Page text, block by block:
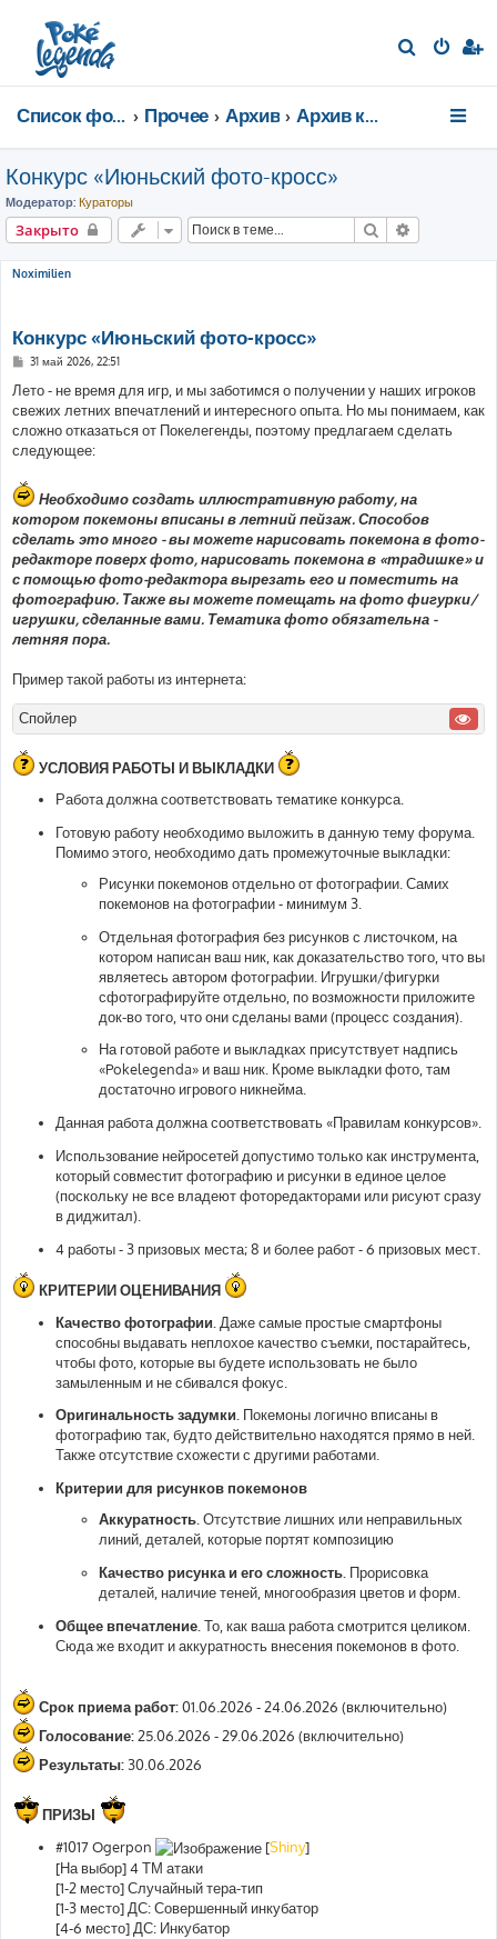
Список форумов Прочее Архив Архив конкурсов
Конкурс «Июньский фото-кросс»
Модератор: Кураторы
Закрыто Поиск
Noximilien
Конкурс «Июньский фото-кросс»
С
о
б
щ
е
н
и
31 май 2026, 22:51
Лето - не время для игр, и мы заботимся о получении у наших игроков
свежих летних впечатлений и интересного опыта. Но мы понимаем, как
сложно отказаться от Покелегенды, поэтому предлагаем сделать
следующее:
Необходимо создать иллюстративную работу, на
котором покемоны вписаны в летний пейзаж. Способов
сделать это много - вы можете нарисовать покемона в фото-
редакторе поверх фото, нарисовать покемона в «традишке» и
с помощью фото-редактора вырезать его и поместить на
фотографию. Также вы можете помещать на фото фигурки/
игрушки, сделанные вами. Тематика фото обязательна -
летняя пора.
Пример такой работы из интернета:
Спойлер
УСЛОВИЯ РАБОТЫ И ВЫКЛАДКИ
Работа должна соответствовать тематике конкурса.
Готовую работу необходимо выложить в данную тему форума.
Помимо этого, необходимо дать промежуточные выкладки:
Рисунки покемонов отдельно от фотографии. Самих
покемонов на фотографии - минимум 3.
Отдельная фотография без рисунков с листочком, на
котором написан ваш ник, как доказательство того, что вы
являетесь автором фотографии. Игрушки/фигурки
сфотографируйте отдельно, по возможности приложите
док-во того, что они сделаны вами (процесс создания).
На готовой работе и выкладках присутствует надпись
«Pokelegenda» и ваш ник. Кроме выкладки фото, там
достаточно игрового никнейма.
Данная работа должна соответствовать «Правилам конкурсов».
Использование нейросетей допустимо только как инструмента,
который совместит фотографию и рисунки в единое целое
(поскольку не все владеют фоторедакторами или рисуют сразу
в диджитал).
4 работы - 3 призовых места; 8 и более работ - 6 призовых мест.
КРИТЕРИИ ОЦЕНИВАНИЯ
Качество фотографии. Даже самые простые смартфоны
способны выдавать неплохое качество съемки, постарайтесь,
чтобы фото, которые вы будете использовать не было
замыленным и не сбивался фокус.
Оригинальность задумки. Покемоны логично вписаны в
фотографию так, будто действительно находятся прямо в ней.
Также отсутствие схожести с другими работами.
Критерии для рисунков покемонов
Аккуратность.Отсутствие лишних или неправильных
линий, деталей, которые портят композицию
Качество рисунка и его сложность. Прорисовка
деталей, наличие теней, многообразия цветов и форм.
Общее впечатление. То, как ваша работа смотрится целиком.
Сюда же входит и аккуратность внесения покемонов в фото.
Срок приема работ:01.06.2026 - 24.06.2026 (включительно)
Голосование:25.06.2026 - 29.06.2026 (включительно)
Результаты: 30.06.2026
ПРИЗЫ
#1017 Ogerpon
[Shiny]
[На выбор] 4 ТМ атаки
[1-2 место] Случайный тера-тип
[1-3 место] ДС: Совершенный инкубатор
[4-6 место] ДС: Инкубатор